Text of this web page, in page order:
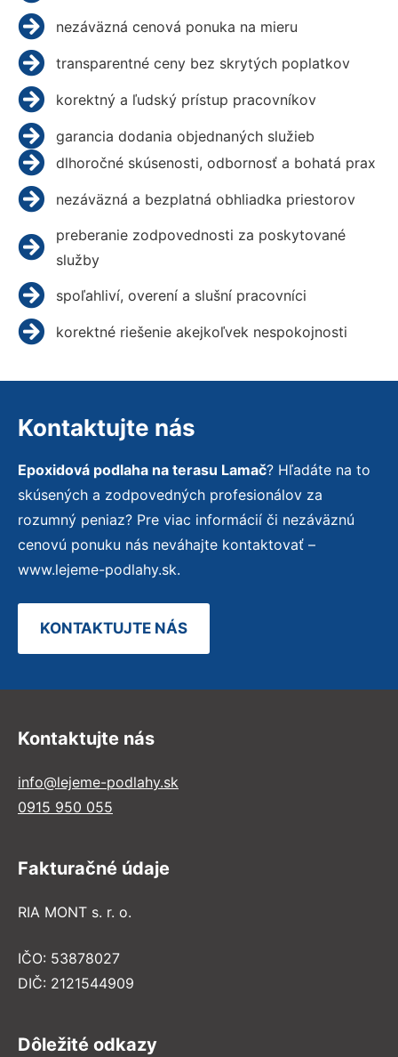
nezáväzná cenová ponuka na mieru
transparentné ceny bez skrytých poplatkov
korektný a ľudský prístup pracovníkov
garancia dodania objednaných služieb
dlhoročné skúsenosti, odbornosť a bohatá prax
nezáväzná a bezplatná obhliadka priestorov
preberanie zodpovednosti za poskytované
služby
spoľahliví, overení a slušní pracovníci
korektné riešenie akejkoľvek nespokojnosti
Kontaktujte nás
Epoxidová podlaha na terasu Lamač? Hľadáte na to
skúsených a zodpovedných profesionálov za
rozumný peniaz? Pre viac informácií či nezáväznú
cenovú ponuku nás neváhajte kontaktovať –
www.lejeme-podlahy.sk.
KONTAKTUJTE NÁS
Kontaktujte nás
info@lejeme-podlahy.sk
0915 950 055
Fakturačné údaje
RIA MONT s. r. o.
IČO: 53878027
DIČ: 2121544909
Dôležité odkazy